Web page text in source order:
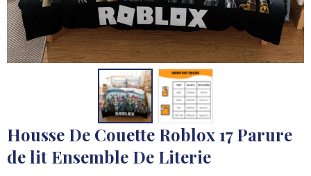
Housse De Couette Roblox 17 Parure
de lit Ensemble De Literie